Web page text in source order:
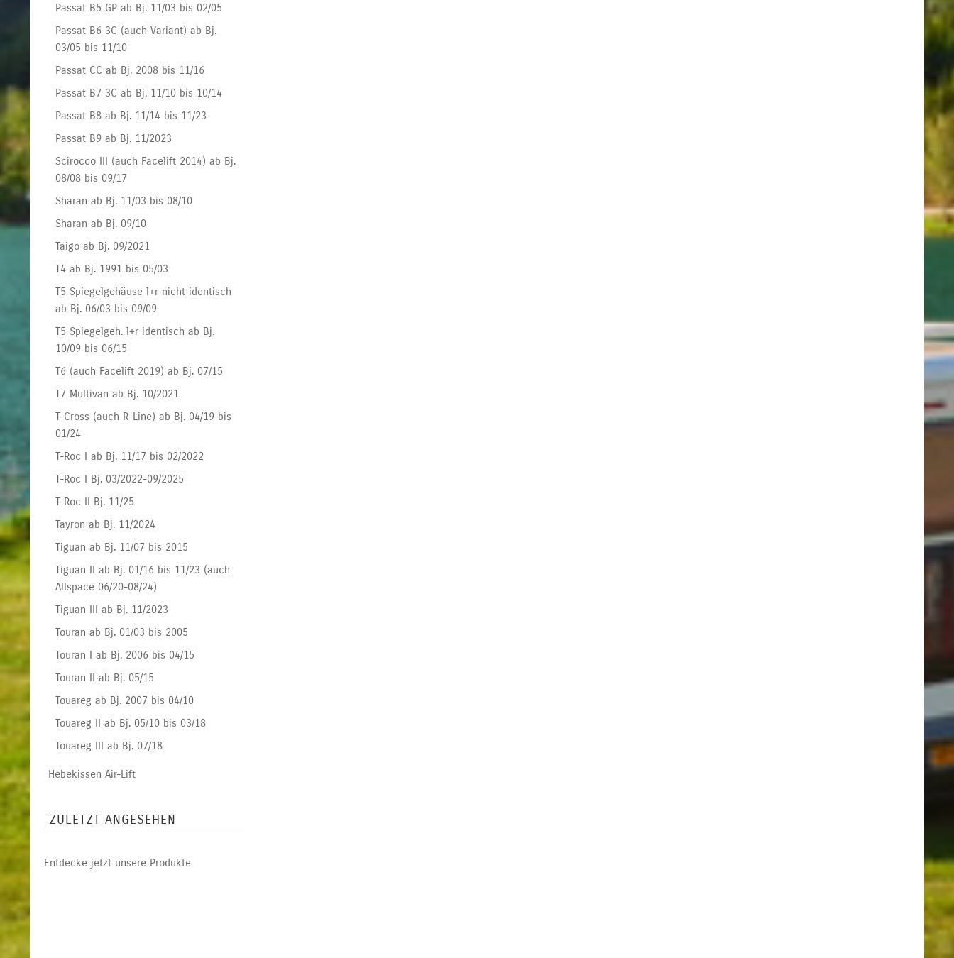
Passat B5 GP ab Bj. 11/03 bis 02/05
Passat B6 3C (auch Variant) ab Bj.
03/05 bis 11/10
Passat CC ab Bj. 2008 bis 11/16
Passat B7 3C ab Bj. 11/10 bis 10/14
Passat B8 ab Bj. 11/14 bis 11/23
Passat B9 ab Bj. 11/2023
Scirocco III (auch Facelift 2014) ab Bj.
08/08 bis 09/17
Sharan ab Bj. 11/03 bis 08/10
Sharan ab Bj. 09/10
Taigo ab Bj. 09/2021
T4 ab Bj. 1991 bis 05/03
T5 Spiegelgehäuse l+r nicht identisch
ab Bj. 06/03 bis 09/09
T5 Spiegelgeh. l+r identisch ab Bj.
10/09 bis 06/15
T6 (auch Facelift 2019) ab Bj. 07/15
T7 Multivan ab Bj. 10/2021
T-Cross (auch R-Line) ab Bj. 04/19 bis
01/24
T-Roc I ab Bj. 11/17 bis 02/2022
T-Roc I Bj. 03/2022-09/2025
T-Roc II Bj. 11/25
Tayron ab Bj. 11/2024
Tiguan ab Bj. 11/07 bis 2015
Tiguan II ab Bj. 01/16 bis 11/23 (auch
Allspace 06/20-08/24)
Tiguan III ab Bj. 11/2023
Touran ab Bj. 01/03 bis 2005
Touran I ab Bj. 2006 bis 04/15
Touran II ab Bj. 05/15
Touareg ab Bj. 2007 bis 04/10
Touareg II ab Bj. 05/10 bis 03/18
Touareg III ab Bj. 07/18
Hebekissen Air-Lift
ZULETZT ANGESEHEN
Entdecke jetzt unsere Produkte